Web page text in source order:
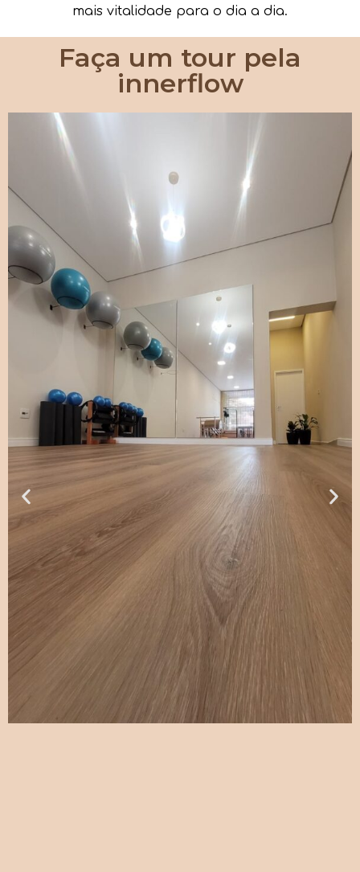
mais vitalidade para o dia a dia.
Faça um tour pela
innerflow